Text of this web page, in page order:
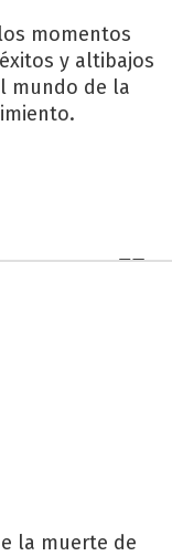
momentos
y altibajos
mundo de la
la muerte de